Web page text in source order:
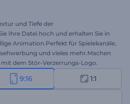
und Tiefe der
Ihre Datei hoch und erhalten Sie in
Animation.Perfekt für Spielekanäle,
und vieles mehr.Machen
dem Stör-Verzerrungs-Logo.
Dies ist die quadratische Version!
9:16 1:1